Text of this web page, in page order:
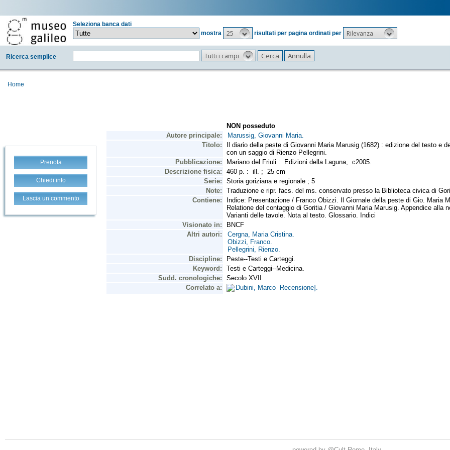
Seleziona banca dati
mostra
25 risultati per pagina ordinati per Rilevanza
Ricerca semplice Tutti i campi
Home
Prenota
Chiedi info
Lascia un commento